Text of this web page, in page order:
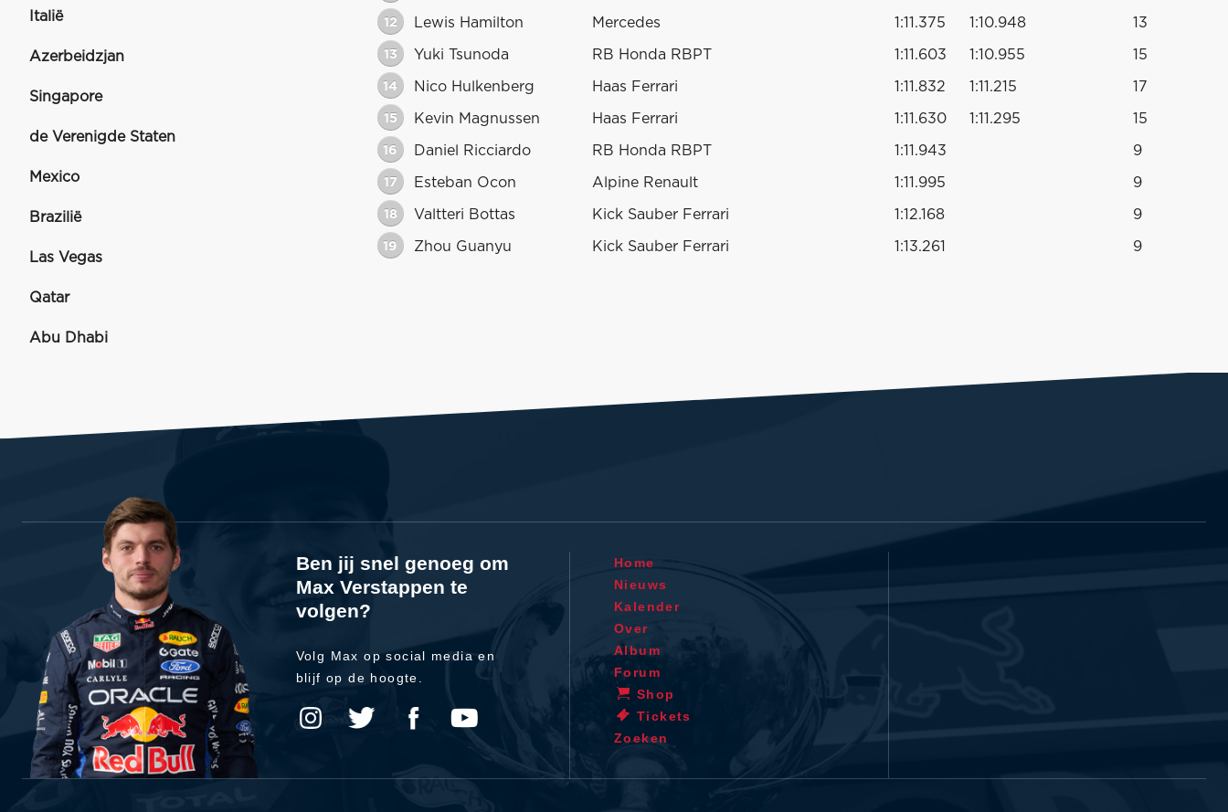
Italië
Azerbeidzjan
Singapore
de Verenigde Staten
Mexico
Brazilië
Las Vegas
Qatar
Abu Dhabi
12 Lewis Hamilton Mercedes 1:11.375 1:10.948 13
13 Yuki Tsunoda RB Honda RBPT 1:11.603 1:10.955 15
14 Nico Hulkenberg Haas Ferrari 1:11.832 1:11.215 17
15 Kevin Magnussen Haas Ferrari 1:11.630 1:11.295 15
16 Daniel Ricciardo RB Honda RBPT 1:11.943 9
17 Esteban Ocon Alpine Renault 1:11.995 9
18 Valtteri Bottas Kick Sauber Ferrari 1:12.168 9
19 Zhou Guanyu Kick Sauber Ferrari 1:13.261 9
Ben jij snel genoeg om
Max Verstappen te
volgen?
Volg Max op social media en
blijf op de hoogte.
Home
Nieuws
Kalender
Over
Album
Forum
Shop
Tickets
Zoeken